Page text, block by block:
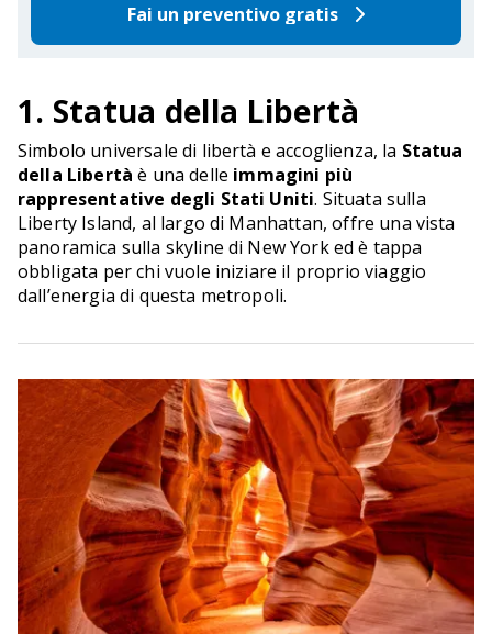
Fai un preventivo gratis
1. Statua della Libertà
Simbolo universale di libertà e accoglienza, la Statua
della Libertà è una delle immagini più
rappresentative degli Stati Uniti. Situata sulla
Liberty Island, al largo di Manhattan, offre una vista
panoramica sulla skyline di New York ed è tappa
obbligata per chi vuole iniziare il proprio viaggio
dall’energia di questa metropoli.